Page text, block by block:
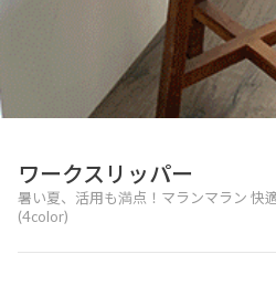
ワークスリッパー
暑い夏、活用も満点！マランマラン 快
(4color)